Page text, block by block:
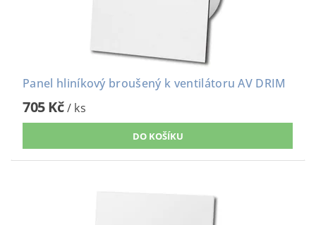
Panel hliníkový broušený k ventilátoru AV DRIM
705 Kč/ ks